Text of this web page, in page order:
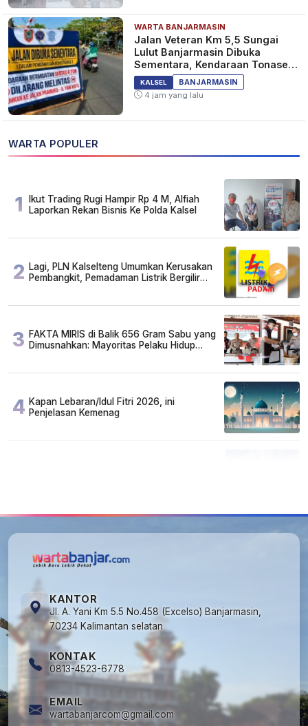
WARTA BANJARMASIN
Jalan Veteran Km 5,5 Sungai
Lulut Banjarmasin Dibuka
Sementara, Kendaraan Tonase
Besar Dilarang
KALSEL
BANJARMASIN
4 jam yang lalu
WARTA POPULER
1
Ikut Trading Rugi Hampir Rp 4 M, Alfiah
Laporkan Rekan Bisnis Ke Polda Kalsel
2 Lagi, PLN Kalselteng Umumkan Kerusakan
Pembangkit, Pemadaman Listrik Bergilir
3 FAKTA MIRIS di Balik 656 Gram Sabu yang
Dimusnahkan: Mayoritas Pelaku Hidup
4 Kapan Lebaran/Idul Fitri 2026, ini
Penjelasan Kemenag
KANTOR
Jl. A. Yani Km 5.5 No.458 (Excelso) Banjarmasin,
70234 Kalimantan selatan
KONTAK
0813-4523-6778
EMAIL
wartabanjarcom@gmail.com